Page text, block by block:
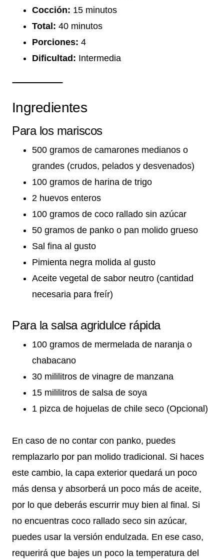
Cocción: 15 minutos
Total: 40 minutos
Porciones: 4
Dificultad: Intermedia
Ingredientes
Para los mariscos
500 gramos de camarones medianos o
grandes (crudos, pelados y desvenados)
100 gramos de harina de trigo
2 huevos enteros
100 gramos de coco rallado sin azúcar
50 gramos de panko o pan molido grueso
Sal fina al gusto
Pimienta negra molida al gusto
Aceite vegetal de sabor neutro (cantidad
necesaria para freír)
Para la salsa agridulce rápida
100 gramos de mermelada de naranja o
chabacano
30 mililitros de vinagre de manzana
15 mililitros de salsa de soya
1 pizca de hojuelas de chile seco (Opcional)
En caso de no contar con panko, puedes
remplazarlo por pan molido tradicional. Si haces
este cambio, la capa exterior quedará un poco
más densa y absorberá un poco más de aceite,
por lo que deberás escurrir muy bien al final. Si
no encuentras coco rallado seco sin azúcar,
puedes usar la versión endulzada. En ese caso,
requerirá que bajes un poco la temperatura del